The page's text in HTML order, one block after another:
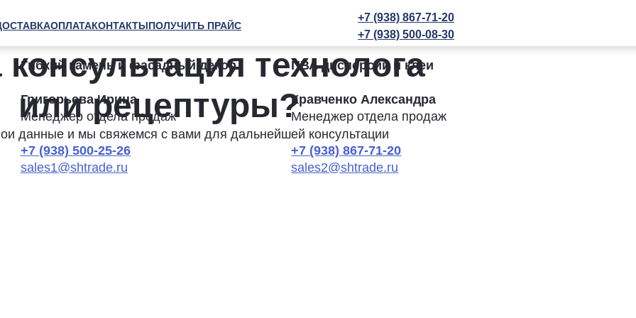
ОПЛАТАКОНТАКТЫПОЛУЧИТЬ ПРАЙС
+7 (938) 867-71-20
+7 (938) 500-08-30
Гибкий камень и фасадный декор
Григорьева Ирина
Менеджер отдела продаж
+7 (938) 500-25-26
sales1@shtrade.ru
ПВА дисперсии и клеи
Кравченко Александра
Менеджер отдела продаж
+7 (938) 867-71-20
sales2@shtrade.ru
технолога
или рецептуры?
данные и мы свяжемся с вами для дальнейшей консультации